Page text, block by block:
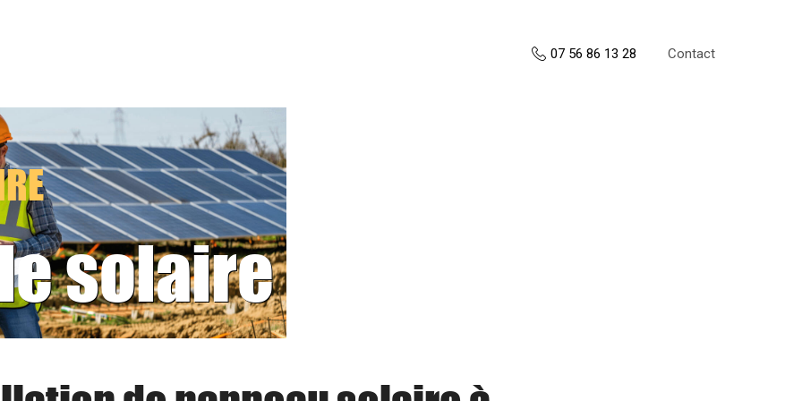
07 56 86 13 28 Contact
solaire